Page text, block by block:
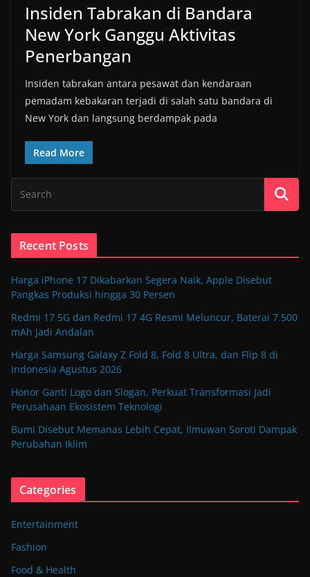
Insiden Tabrakan di Bandara
New York Ganggu Aktivitas
Penerbangan
Insiden tabrakan antara pesawat dan kendaraan
pemadam kebakaran terjadi di salah satu bandara di
New York dan langsung berdampak pada
Read More
Recent Posts
Harga iPhone 17 Dikabarkan Segera Naik, Apple Disebut
Pangkas Produksi hingga 30 Persen
Redmi 17 5G dan Redmi 17 4G Resmi Meluncur, Baterai 7.500
mAh Jadi Andalan
Harga Samsung Galaxy Z Fold 8, Fold 8 Ultra, dan Flip 8 di
Indonesia Agustus 2026
Honor Ganti Logo dan Slogan, Perkuat Transformasi Jadi
Perusahaan Ekosistem Teknologi
Bumi Disebut Memanas Lebih Cepat, Ilmuwan Soroti Dampak
Perubahan Iklim
Categories
Entertainment
Fashion
Food & Health